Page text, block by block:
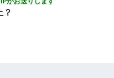
しょっちゅう入ってくる。それ
怒鳴りつけてきた。